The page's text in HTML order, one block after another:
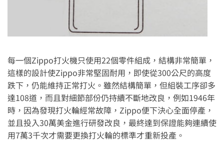
每一個Zippo打火機只使用22個零件組成，結構非常簡單，
這樣的設計使Zippo非常堅固耐用，即使從300公尺的高度
跌下，仍能維持正常打火。雖然結構簡單，但組裝工序卻多
達108道，而且對細節部份仍持續不斷地改良，例如1946年
時，因為發現打火輪經常故障，Zippo便下決心全面停產，
並且投入30萬美金進行研發改良，最終達到保證能夠連續使
用7萬3千次才需要更換打火輪的標準才重新投產。